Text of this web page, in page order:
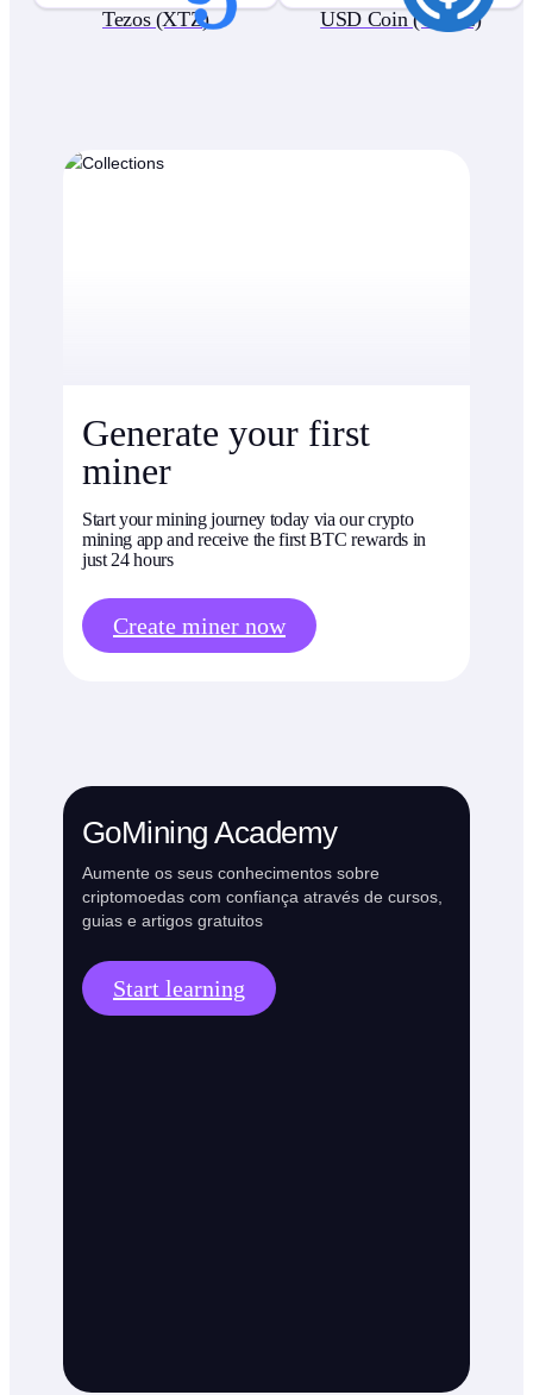
Tezos (XTZ) USD Coin (USDC)
Generate your first
miner
Start your mining journey today via our crypto
mining app and receive the first BTC rewards in
just 24 hours
Create miner now
GoMining Academy
Aumente os seus conhecimentos sobre
criptomoedas com confiança através de cursos,
guias e artigos gratuitos
Start learning